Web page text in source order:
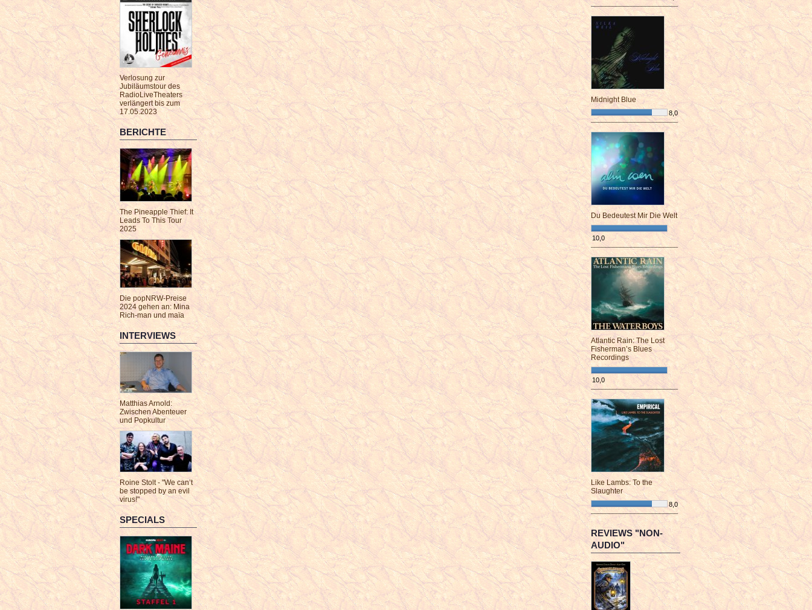
Verlosung zur
Jubiläumstour des
RadioLiveTheaters
verlängert bis zum
17.05.2023
BERICHTE
The Pineapple Thief: It
Leads To This Tour
2025
Die popNRW-Preise
2024 gehen an: Mina
Rich-man und maïa
INTERVIEWS
Matthias Arnold:
Zwischen Abenteuer
und Popkultur
Roine Stolt - "We can’t
be stopped by an evil
virus!"
SPECIALS
¯¯¯¯¯¯¯¯¯¯¯¯¯¯¯¯¯¯¯¯¯¯¯¯
Midnight Blue
8,0
¯¯¯¯¯¯¯¯¯¯¯¯¯¯¯¯¯¯¯¯¯¯¯¯
Du Bedeutest Mir Die Welt
10,0
¯¯¯¯¯¯¯¯¯¯¯¯¯¯¯¯¯¯¯¯¯¯¯¯
Atlantic Rain: The Lost
Fisherman’s Blues
Recordings
10,0
¯¯¯¯¯¯¯¯¯¯¯¯¯¯¯¯¯¯¯¯¯¯¯¯
Like Lambs: To the
Slaughter
8,0
¯¯¯¯¯¯¯¯¯¯¯¯¯¯¯¯¯¯¯¯¯¯¯¯
REVIEWS "NON-
AUDIO"